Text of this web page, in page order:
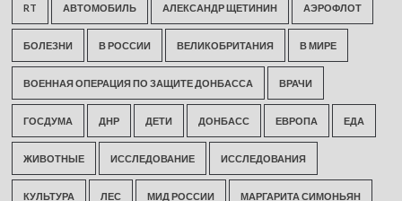
RT АВТОМОБИЛЬ АЛЕКСАНДР ЩЕТИНИН АЭРОФЛОТ
БОЛЕЗНИ В РОССИИ ВЕЛИКОБРИТАНИЯ В МИРЕ
ВОЕННАЯ ОПЕРАЦИЯ ПО ЗАЩИТЕ ДОНБАССА ВРАЧИ
ГОСДУМА ДНР ДЕТИ ДОНБАСС ЕВРОПА ЕДА
ЖИВОТНЫЕ ИССЛЕДОВАНИЕ ИССЛЕДОВАНИЯ
КУЛЬТУРА ЛЕС МИД РОССИИ МАРГАРИТА СИМОНЬЯН